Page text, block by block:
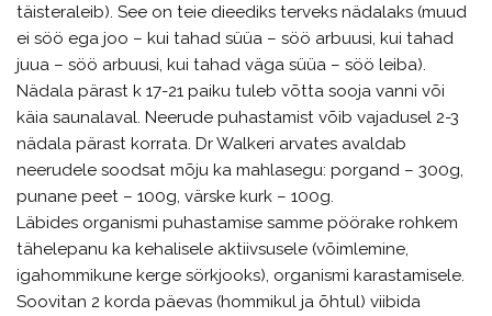
täisteraleib). See on teie dieediks terveks nädalaks (muud
ei söö ega joo – kui tahad süüa – söö arbuusi, kui tahad
juua – söö arbuusi, kui tahad väga süüa – söö leiba).
Nädala pärast k 17-21 paiku tuleb võtta sooja vanni või
käia saunalaval. Neerude puhastamist võib vajadusel 2-3
nädala pärast korrata. Dr Walkeri arvates avaldab
neerudele soodsat mõju ka mahlasegu: porgand – 300g,
punane peet – 100g, värske kurk – 100g.
Läbides organismi puhastamise samme pöörake rohkem
tähelepanu ka kehalisele aktiivsusele (võimlemine,
igahommikune kerge sörkjooks), organismi karastamisele.
Soovitan 2 korda päevas (hommikul ja õhtul) viibida